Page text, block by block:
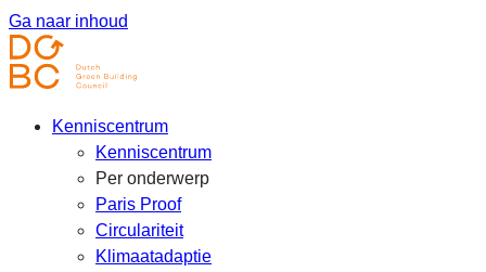
Ga naar inhoud
Kenniscentrum
Kenniscentrum
Per onderwerp
Paris Proof
Circulariteit
Klimaatadaptie